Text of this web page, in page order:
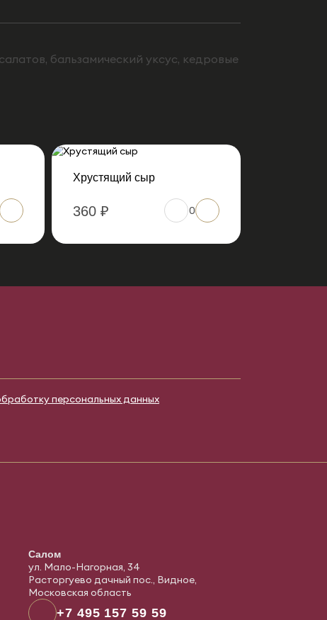
бальзамический уксус, кедровые
Хрустящий сыр
360 ₽ 0
персональных данных
Салом
ул. Мало-Нагорная, 34
Расторгуево дачный пос., Видное,
Московская область
+7 495 157 59 59